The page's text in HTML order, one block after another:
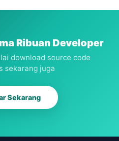
Chaining
Ribuan Developer
download source code
sekarang juga
Sekarang